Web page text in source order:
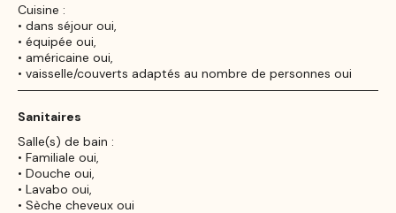
Cuisine :
• dans séjour oui,
• équipée oui,
• américaine oui,
• vaisselle/couverts adaptés au nombre de personnes oui
Sanitaires
Salle(s) de bain :
• Familiale oui,
• Douche oui,
• Lavabo oui,
• Sèche cheveux oui